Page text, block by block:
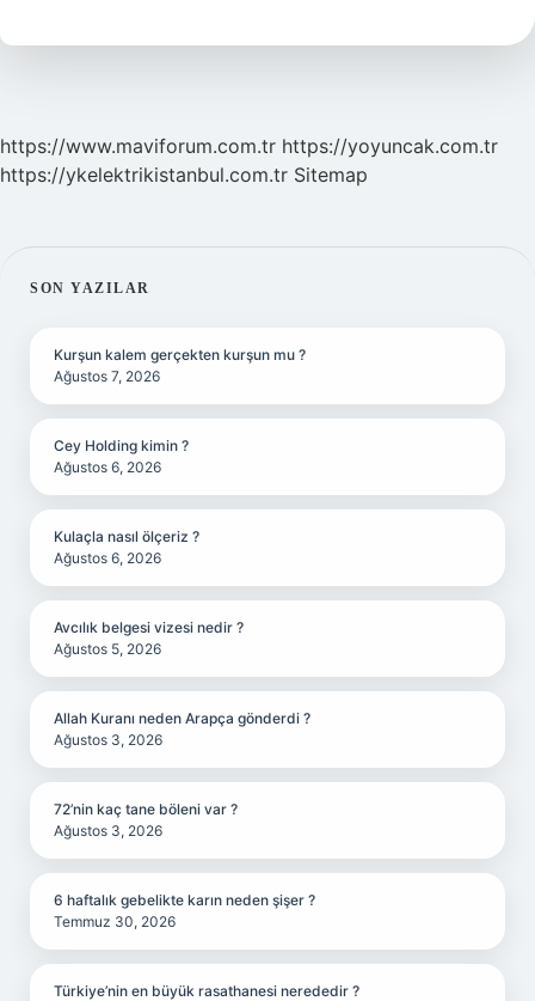
Demek
https://www.maviforum.com.tr https://yoyuncak.com.tr
https://ykelektrikistanbul.com.tr Sitemap
SIDEBAR
SON YAZILAR
Kurşun kalem gerçekten kurşun mu ?
Ağustos 7, 2026
Cey Holding kimin ?
Ağustos 6, 2026
Kulaçla nasıl ölçeriz ?
Ağustos 6, 2026
Avcılık belgesi vizesi nedir ?
Ağustos 5, 2026
Allah Kuranı neden Arapça gönderdi ?
Ağustos 3, 2026
72’nin kaç tane böleni var ?
Ağustos 3, 2026
6 haftalık gebelikte karın neden şişer ?
Temmuz 30, 2026
Türkiye’nin en büyük rasathanesi nerededir ?